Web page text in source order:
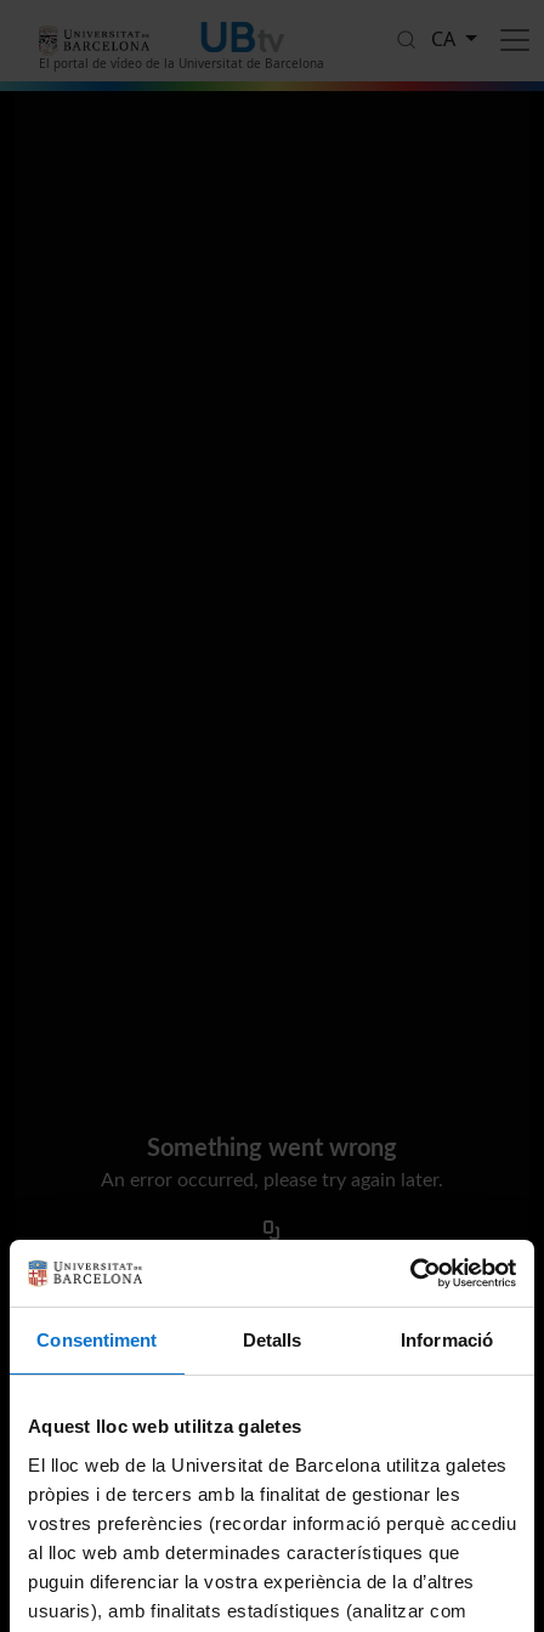
Consentiment Detalls Informació
Aquest lloc web utilitza galetes
El lloc web de la Universitat de Barcelona utilitza galetes
pròpies i de tercers amb la finalitat de gestionar les
vostres preferències (recordar informació perquè accediu
al lloc web amb determinades característiques que
puguin diferenciar la vostra experiència de la d’altres
usuaris), amb finalitats estadístiques (analitzar com
El portal de vídeo de la Universitat de Barcelona
CA
Something went wrong
An error occurred, please try again later.